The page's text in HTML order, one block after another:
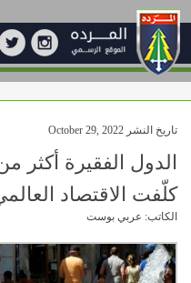
تاريخ النشر October 29, 2022
الدول الفقيرة أكثر
كلّفت الاقتصاد العالمي 16 تريليون
الكاتب: عربي بوست